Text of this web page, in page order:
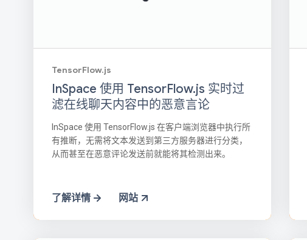
TensorFlow.js
InSpace 使用 TensorFlow.js 实时过
滤在线聊天内容中的恶意言论
InSpace 使用 TensorFlow.js 在客户端浏览器中执行所
有推断，无需将文本发送到第三方服务器进行分类，
从而甚至在恶意评论发送前就能将其检测出来。
了解详情 网站